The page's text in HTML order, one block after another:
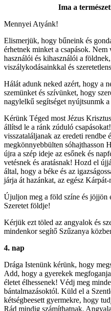
Ima a
Mennyei Atyánk!
Elismerjük, hogy bűneink és
érhetnek minket a csapások.
használói és kihasználói a
viszálykodásainkkal és
Hálát adunk neked azért, hogy a
szemünket és szívünket, hogy
nagylelkű segítséget nyújtsunmk
Kérünk Téged most Jézus
állítsd le a ránk zúduló
visszataláljanak az eredeti rendbe
megkönnyebbülten sóhajthasson
újra a szép ideje az esőnek és
vetésnek és aratásnak! Hozd el
által, hogy a béke és az
járja át hazánkat, az egész
Újuljon meg a föld színe és jöjjön
Szeretet földje!
Kérjük ezt töled az angyalok és
mindenkor segítő Szűzanya
4. nap
Drága Istenünk kérünk, hogy
Add, hogy a gyerekek
életet élhessenek! Védj meg
bántalmazásoktól. Küld el a
kétségbeesett gyermekre, hogy
Rád mindig számíthatnak.